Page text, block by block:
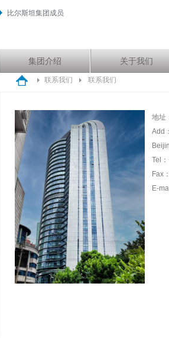
比尔斯坦集团成员
集团介绍 关于我们
联系我们 联系我们
地址
Add
Tel
Fax
E-